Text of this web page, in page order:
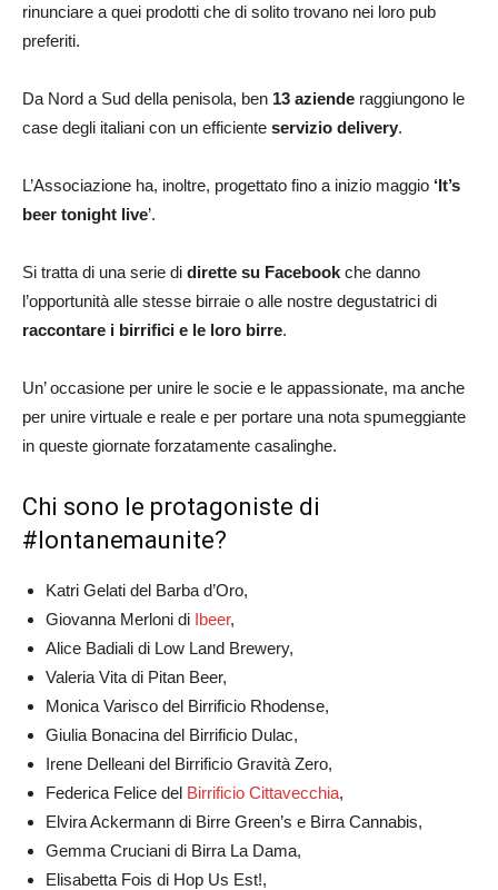
rinunciare a quei prodotti che di solito trovano nei loro pub
preferiti.
Da Nord a Sud della penisola, ben 13 aziende raggiungono le
case degli italiani con un efficiente servizio delivery.
L’Associazione ha, inoltre, progettato fino a inizio maggio ‘It’s
beer tonight live’.
Si tratta di una serie di dirette su Facebook che danno
l’opportunità alle stesse birraie o alle nostre degustatrici di
raccontare i birrifici e le loro birre.
Un’ occasione per unire le socie e le appassionate, ma anche
per unire virtuale e reale e per portare una nota spumeggiante
in queste giornate forzatamente casalinghe.
Chi sono le protagoniste di
#lontanemaunite?
Katri Gelati del Barba d’Oro,
Giovanna Merloni di Ibeer,
Alice Badiali di Low Land Brewery,
Valeria Vita di Pitan Beer,
Monica Varisco del Birrificio Rhodense,
Giulia Bonacina del Birrificio Dulac,
Irene Delleani del Birrificio Gravità Zero,
Federica Felice del Birrificio Cittavecchia,
Elvira Ackermann di Birre Green’s e Birra Cannabis,
Gemma Cruciani di Birra La Dama,
Elisabetta Fois di Hop Us Est!,